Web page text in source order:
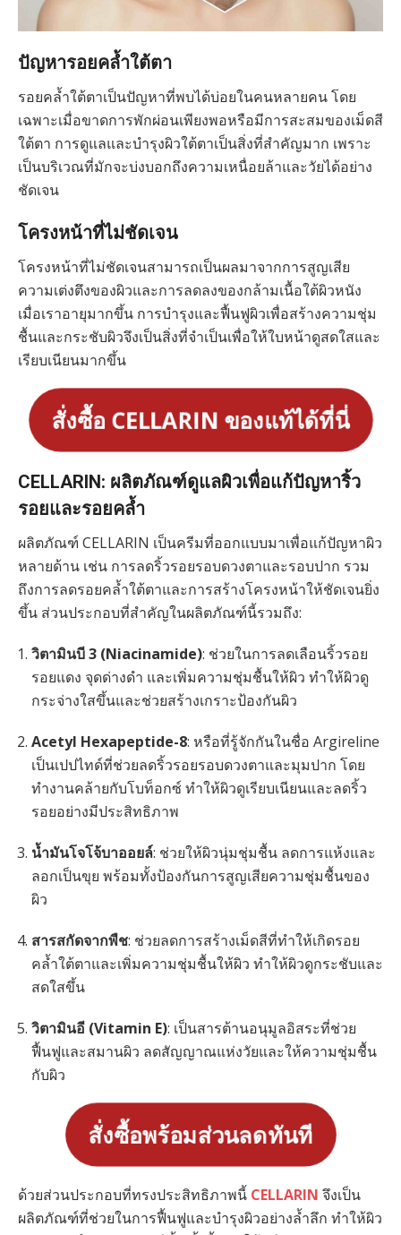
ปัญหารอยคล้ำใต้ตา
รอยคล้ำใต้ตาเป็นปัญหาที่พบได้บ่อยในคนหลายคน โดย
เฉพาะเมื่อขาดการพักผ่อนเพียงพอหรือมีการสะสมของเม็ดสี
ใต้ตา การดูแลและบำรุงผิวใต้ตาเป็นสิ่งที่สำคัญมาก เพราะ
เป็นบริเวณที่มักจะบ่งบอกถึงความเหนื่อยล้าและวัยได้อย่าง
ชัดเจน
โครงหน้าที่ไม่ชัดเจน
โครงหน้าที่ไม่ชัดเจนสามารถเป็นผลมาจากการสูญเสีย
ความเต่งตึงของผิวและการลดลงของกล้ามเนื้อใต้ผิวหนัง
เมื่อเราอายุมากขึ้น การบำรุงและฟื้นฟูผิวเพื่อสร้างความชุ่ม
ชื้นและกระชับผิวจึงเป็นสิ่งที่จำเป็นเพื่อให้ใบหน้าดูสดใสและ
เรียบเนียนมากขึ้น
สั่งซื้อ CELLARIN ของแท้ได้ที่นี่
CELLARIN: ผลิตภัณฑ์ดูแลผิวเพื่อแก้ปัญหาริ้ว
รอยและรอยคล้ำ
ผลิตภัณฑ์ CELLARIN เป็นครีมที่ออกแบบมาเพื่อแก้ปัญหาผิว
หลายด้าน เช่น การลดริ้วรอยรอบดวงตาและรอบปาก รวม
ถึงการลดรอยคล้ำใต้ตาและการสร้างโครงหน้าให้ชัดเจนยิ่ง
ขึ้น ส่วนประกอบที่สำคัญในผลิตภัณฑ์นี้รวมถึง:
วิตามินบี 3 (Niacinamide): ช่วยในการลดเลือนริ้วรอย
รอยแดง จุดด่างดำ และเพิ่มความชุ่มชื้นให้ผิว ทำให้ผิวดู
กระจ่างใสขึ้นและช่วยสร้างเกราะป้องกันผิว
Acetyl Hexapeptide-8: หรือที่รู้จักกันในชื่อ Argireline
เป็นเปปไทด์ที่ช่วยลดริ้วรอยรอบดวงตาและมุมปาก โดย
ทำงานคล้ายกับโบท็อกซ์ ทำให้ผิวดูเรียบเนียนและลดริ้ว
รอยอย่างมีประสิทธิภาพ
น้ำมันโจโจ้บาออยล์: ช่วยให้ผิวนุ่มชุ่มชื้น ลดการแห้งและ
ลอกเป็นขุย พร้อมทั้งป้องกันการสูญเสียความชุ่มชื้นของ
ผิว
สารสกัดจากพืช: ช่วยลดการสร้างเม็ดสีที่ทำให้เกิดรอย
คล้ำใต้ตาและเพิ่มความชุ่มชื้นให้ผิว ทำให้ผิวดูกระชับและ
สดใสขึ้น
วิตามินอี (Vitamin E): เป็นสารต้านอนุมูลอิสระที่ช่วย
ฟื้นฟูและสมานผิว ลดสัญญาณแห่งวัยและให้ความชุ่มชื้น
กับผิว
สั่งซื้อพร้อมส่วนลดทันที
ด้วยส่วนประกอบที่ทรงประสิทธิภาพนี้ CELLARIN จึงเป็น
ผลิตภัณฑ์ที่ช่วยในการฟื้นฟูและบำรุงผิวอย่างล้ำลึก ทำให้ผิว